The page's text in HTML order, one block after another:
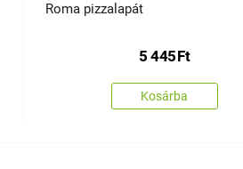
Roma pizzalapát
5 445Ft
Kosárba